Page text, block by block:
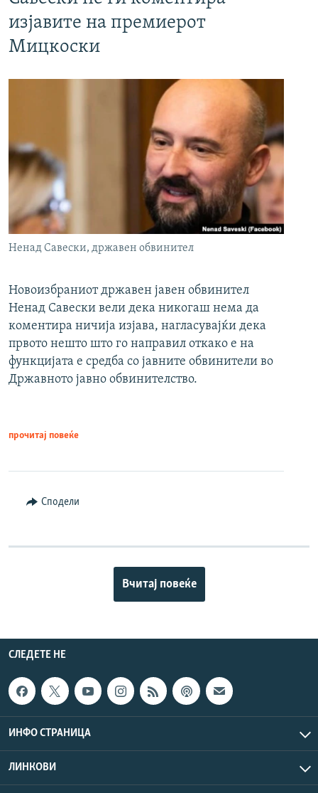
изјавите на премиерот
Мицкоски
Ненад Савески, државен обвинител
Новоизбраниот државен јавен обвинител
Ненад Савески вели дека никогаш нема да
коментира ничија изјава, нагласувајќи дека
првото нешто што го направил откако е на
функцијата е средба со јавните обвинители во
Државното јавно обвинителство.
прочитај повеќе
Сподели
Вчитај повеќе
СЛЕДЕТЕ НЕ
ИНФО СТРАНИЦА
ЛИНКОВИ